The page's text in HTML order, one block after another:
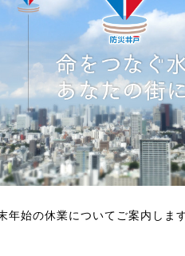
年始の休業についてご案内しま